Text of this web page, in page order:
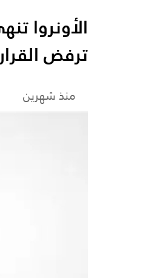
ترفض
منذ شهرين